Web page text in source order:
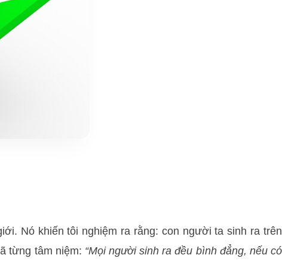
Nó khiến tôi nghiệm ra rằng: con người ta sinh ra trên
từng tâm niệm: “Mọi người sinh ra đều bình đẳng, nếu có